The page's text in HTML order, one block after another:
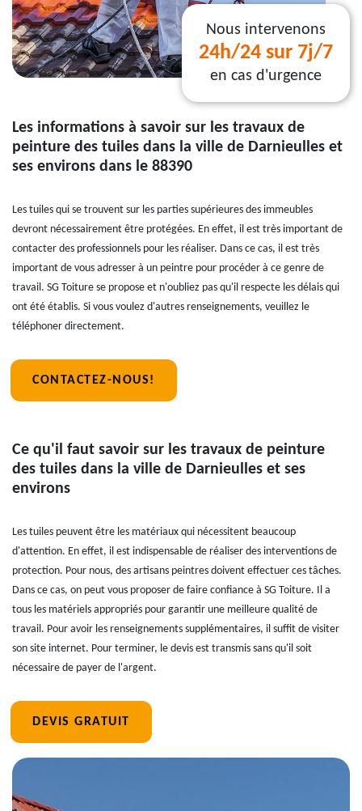
Nous intervenons
24h/24 sur 7j/7
en cas d'urgence
Les informations à savoir sur les travaux de
peinture des tuiles dans la ville de Darnieulles et
ses environs dans le 88390
Les tuiles qui se trouvent sur les parties supérieures des immeubles
devront nécessairement être protégées. En effet, il est très important de
contacter des professionnels pour les réaliser. Dans ce cas, il est très
important de vous adresser à un peintre pour procéder à ce genre de
travail. SG Toiture se propose et n'oubliez pas qu'il respecte les délais qui
ont été établis. Si vous voulez d'autres renseignements, veuillez le
téléphoner directement.
CONTACTEZ-NOUS!
Ce qu'il faut savoir sur les travaux de peinture
des tuiles dans la ville de Darnieulles et ses
environs
Les tuiles peuvent être les matériaux qui nécessitent beaucoup
d'attention. En effet, il est indispensable de réaliser des interventions de
protection. Pour nous, des artisans peintres doivent effectuer ces tâches.
Dans ce cas, on peut vous proposer de faire confiance à SG Toiture. Il a
tous les matériels appropriés pour garantir une meilleure qualité de
travail. Pour avoir les renseignements supplémentaires, il suffit de visiter
son site internet. Pour terminer, le devis est transmis sans qu'il soit
nécessaire de payer de l'argent.
DEVIS GRATUIT